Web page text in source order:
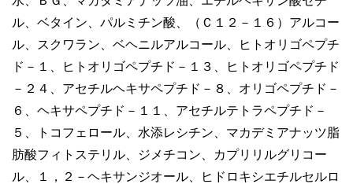
ル、ベタイン、パルミチン酸、（Ｃ１２－１６）アルコー
ル、スクワラン、ベヘニルアルコール、ヒトオリゴペプチ
ド－１、ヒトオリゴペプチド－１３、ヒトオリゴペプチド
－２４、アセチルヘキサペプチド－８、オリゴペプチド－
６、ヘキサペプチド－１１、アセチルテトラペプチド－
５、トコフェロール、水添レシチン、マカデミアナッツ脂
肪酸フィトステリル、ジメチコン、カプリリルグリコー
ル、１，２－ヘキサンジオール、ヒドロキシエチルセルロ